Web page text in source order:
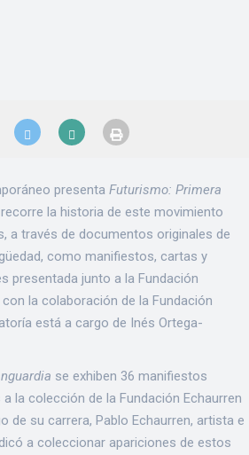
presenta Futurismo: Primera
la historia de este movimiento
a través de documentos originales de
como manifiestos, cartas y
presentada junto a la Fundación
la colaboración de la Fundación
está a cargo de Inés Ortega-
se exhiben 36 manifiestos
la colección de la Fundación Echaurren
de su carrera, Pablo Echaurren, artista e
a coleccionar apariciones de estos